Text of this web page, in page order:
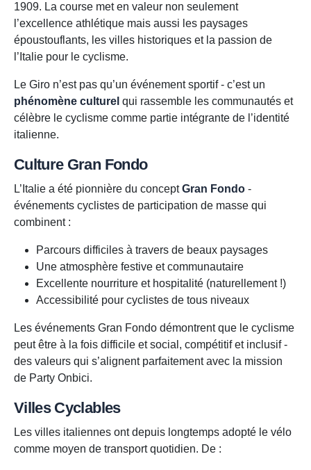
1909. La course met en valeur non seulement
l’excellence athlétique mais aussi les paysages
époustouflants, les villes historiques et la passion de
l’Italie pour le cyclisme.
Le Giro n’est pas qu’un événement sportif - c’est un
phénomène culturel qui rassemble les communautés et
célèbre le cyclisme comme partie intégrante de l’identité
italienne.
Culture Gran Fondo
L’Italie a été pionnière du conceptGran Fondo -
événements cyclistes de participation de masse qui
combinent :
Parcours difficiles à travers de beaux paysages
Une atmosphère festive et communautaire
Excellente nourriture et hospitalité (naturellement !)
Accessibilité pour cyclistes de tous niveaux
Les événements Gran Fondo démontrent que le cyclisme
peut être à la fois difficile et social, compétitif et inclusif -
des valeurs qui s’alignent parfaitement avec la mission
de Party Onbici.
Villes Cyclables
Les villes italiennes ont depuis longtemps adopté le vélo
comme moyen de transport quotidien. De :